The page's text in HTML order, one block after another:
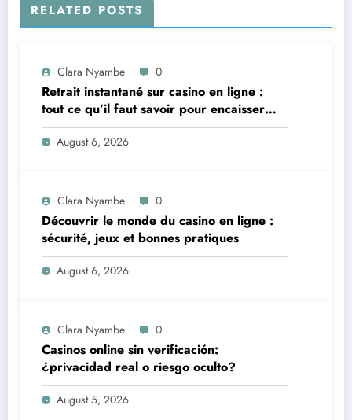
RELATED POSTS
Clara Nyambe 0
Retrait instantané sur casino en ligne :
tout ce qu’il faut savoir pour encaisser
vite et sereinement
August 6, 2026
Clara Nyambe 0
Découvrir le monde du casino en ligne :
sécurité, jeux et bonnes pratiques
August 6, 2026
Clara Nyambe 0
Casinos online sin verificación:
¿privacidad real o riesgo oculto?
August 5, 2026